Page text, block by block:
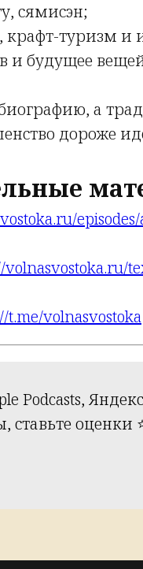
сямисэн;
туризм и
и будущее
а
дороже
t.me/volnasvostoka
Podcasts,
оценки